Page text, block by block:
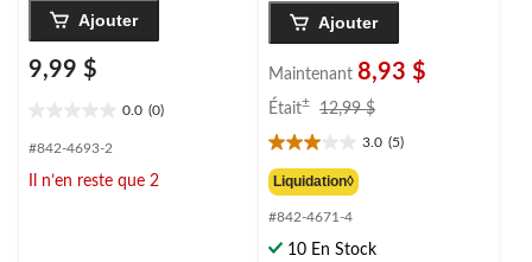
Ajouter
9,99 $
0.0 (0)
étoile(s)
5.
#842-4693-2
Il n’en reste que 2
Ajouter
Maintenant 8,93 $
Était± 12,99 $
12,99 $
3.0 (5)
3.0
étoile(s)
sur
5.
5
Liquidation◊
#842-4671-4
10 En Stock